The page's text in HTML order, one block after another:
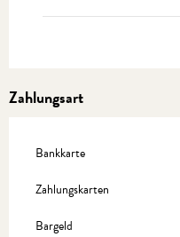
Zahlungsart
Bankkarte
Zahlungskarten
Bargeld